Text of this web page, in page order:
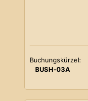
Buchungskürzel:
BUSH-03A